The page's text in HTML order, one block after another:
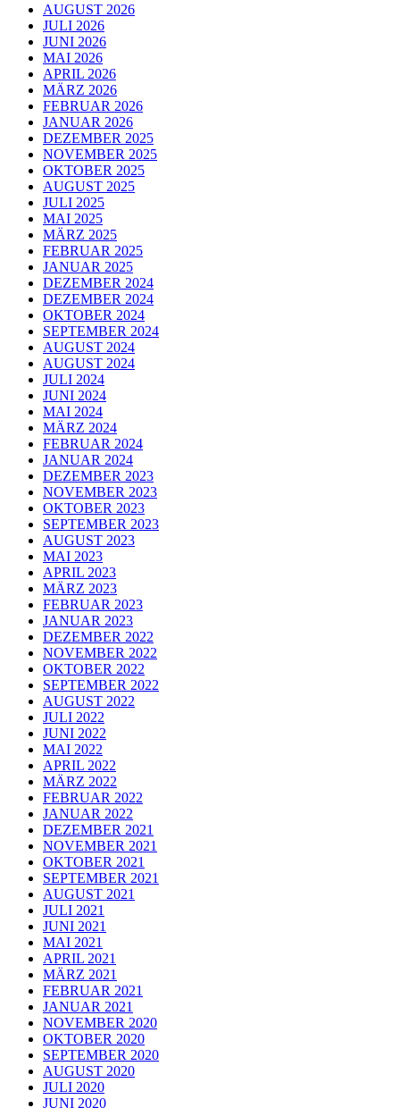
AUGUST 2026
JULI 2026
JUNI 2026
MAI 2026
APRIL 2026
MÄRZ 2026
FEBRUAR 2026
JANUAR 2026
DEZEMBER 2025
NOVEMBER 2025
OKTOBER 2025
AUGUST 2025
JULI 2025
MAI 2025
MÄRZ 2025
FEBRUAR 2025
JANUAR 2025
DEZEMBER 2024
DEZEMBER 2024
OKTOBER 2024
SEPTEMBER 2024
AUGUST 2024
AUGUST 2024
JULI 2024
JUNI 2024
MAI 2024
MÄRZ 2024
FEBRUAR 2024
JANUAR 2024
DEZEMBER 2023
NOVEMBER 2023
OKTOBER 2023
SEPTEMBER 2023
AUGUST 2023
MAI 2023
APRIL 2023
MÄRZ 2023
FEBRUAR 2023
JANUAR 2023
DEZEMBER 2022
NOVEMBER 2022
OKTOBER 2022
SEPTEMBER 2022
AUGUST 2022
JULI 2022
JUNI 2022
MAI 2022
APRIL 2022
MÄRZ 2022
FEBRUAR 2022
JANUAR 2022
DEZEMBER 2021
NOVEMBER 2021
OKTOBER 2021
SEPTEMBER 2021
AUGUST 2021
JULI 2021
JUNI 2021
MAI 2021
APRIL 2021
MÄRZ 2021
FEBRUAR 2021
JANUAR 2021
NOVEMBER 2020
OKTOBER 2020
SEPTEMBER 2020
AUGUST 2020
JULI 2020
JUNI 2020